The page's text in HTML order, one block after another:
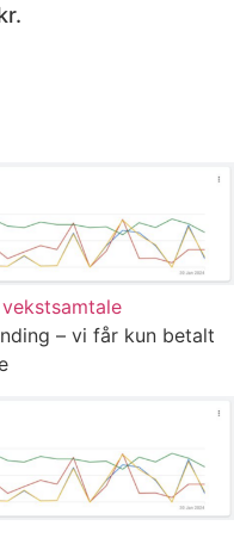
vekstsamtale
– vi får kun betalt